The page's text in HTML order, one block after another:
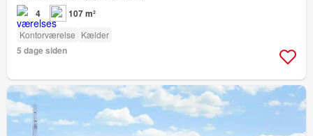
4 107 m²
Kontorværelse Kælder
5 dage siden